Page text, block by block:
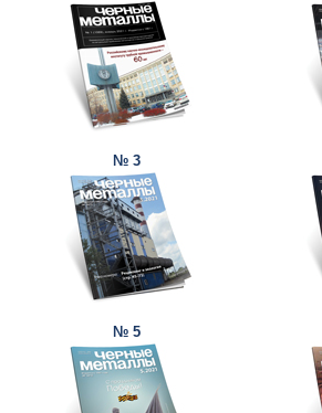
№ 3
№ 5